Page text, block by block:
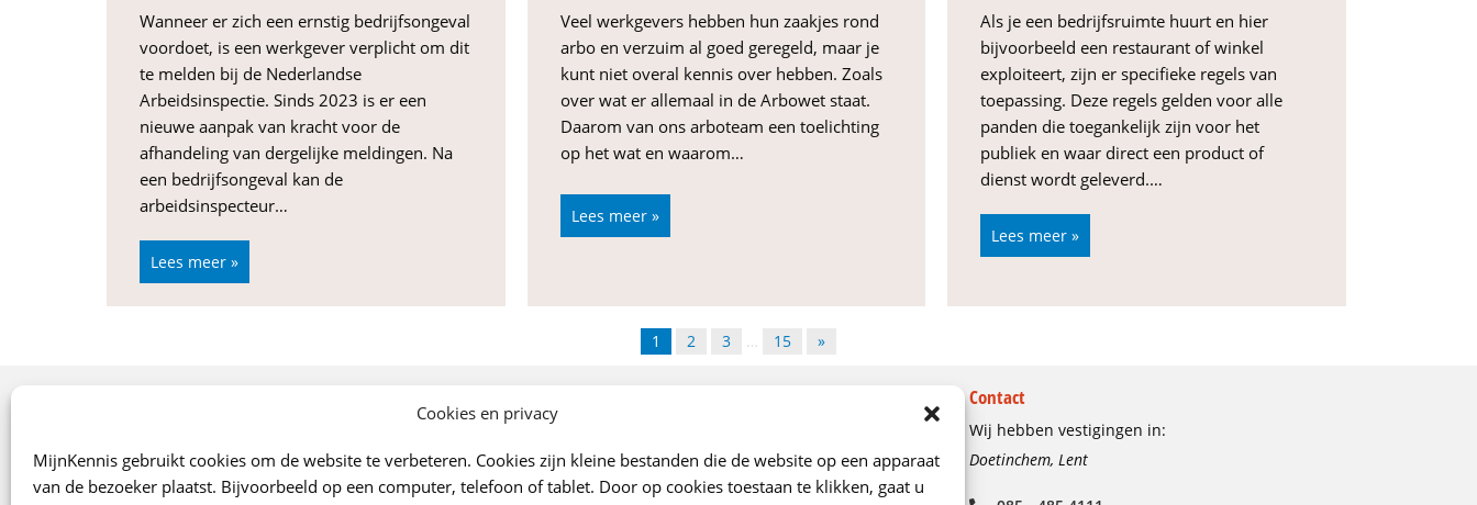
Cookies en privacy
MijnKennis gebruikt cookies om de website te verbeteren. Cookies zijn kleine bestanden die de website op een apparaat
van de bezoeker plaatst. Bijvoorbeeld op een computer, telefoon of tablet. Door op cookies toestaan te klikken, gaat u
Wanneer er zich een ernstig bedrijfsongeval
voordoet, is een werkgever verplicht om dit
te melden bij de Nederlandse
Arbeidsinspectie. Sinds 2023 is er een
nieuwe aanpak van kracht voor de
afhandeling van dergelijke meldingen. Na
een bedrijfsongeval kan de
arbeidsinspecteur…
Lees meer »
Veel werkgevers hebben hun zaakjes rond
arbo en verzuim al goed geregeld, maar je
kunt niet overal kennis over hebben. Zoals
over wat er allemaal in de Arbowet staat.
Daarom van ons arboteam een toelichting
op het wat en waarom…
Lees meer »
Als je een bedrijfsruimte huurt en hier
bijvoorbeeld een restaurant of winkel
exploiteert, zijn er specifieke regels van
toepassing. Deze regels gelden voor alle
panden die toegankelijk zijn voor het
publiek en waar direct een product of
dienst wordt geleverd.…
Lees meer »
1 2 3 … 15 »
Verzekeringen
Financiën
Kenniscentrum
Onze adviseurs
Contact
Wij hebben vestigingen in:
Doetinchem, Lent